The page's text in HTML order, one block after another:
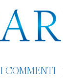
I COMMENTI